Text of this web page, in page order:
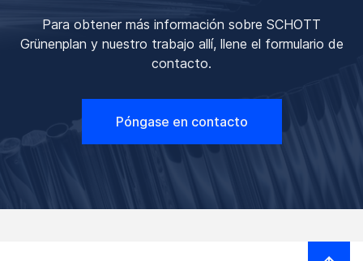
Para obtener más información sobre SCHOTT
Grünenplan y nuestro trabajo allí, llene el formulario de
contacto.
Póngase en contacto